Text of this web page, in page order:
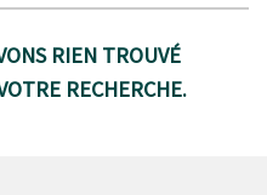
RIEN TROUVÉ
RECHERCHE.